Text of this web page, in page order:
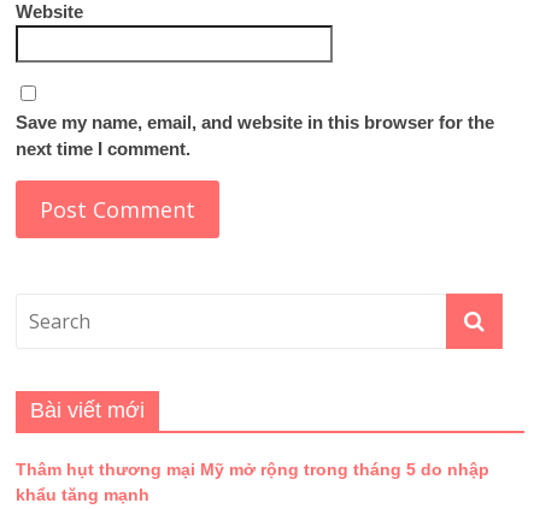
Website
Save my name, email, and website in this browser for the
next time I comment.
Bài viết mới
Thâm hụt thương mại Mỹ mở rộng trong tháng 5 do nhập
khẩu tăng mạnh